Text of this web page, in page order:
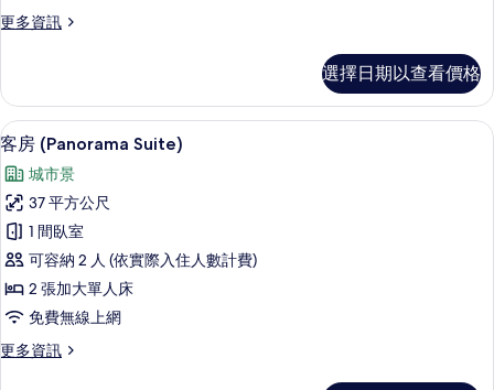
間
所
有
相
片
更多資訊
更
雙
床
房,
間
的
詳
情
選擇日期以查看價格
顯
示
客
房
(Panorama
Suite)
的
所
有
客房 (Panorama Suite) | 客房內保險
6
客房 (Panorama Suite)
城市景
37 平方公尺
1 間臥室
可容納 2 人 (依實際入住人數計費)
2 張加大單人床
免費無線上網
更多資訊
更